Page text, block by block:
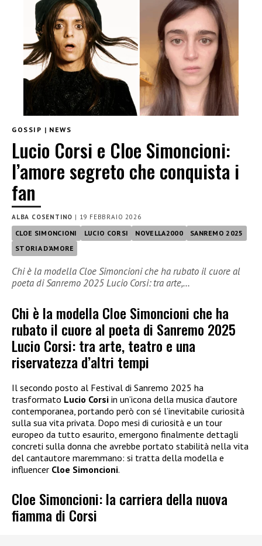
GOSSIP | NEWS
Lucio Corsi e Cloe Simoncioni:
l’amore segreto che conquista i
fan
ALBA COSENTINO | 19 FEBBRAIO 2026
CLOE SIMONCIONI LUCIO CORSI NOVELLA2000
SANREMO 2025
STORIA D'AMORE
Chi è la modella Cloe Simoncioni che ha rubato il cuore al
poeta di Sanremo 2025 Lucio Corsi: tra arte,…
Chi è la modella Cloe Simoncioni che ha
rubato il cuore al poeta di Sanremo 2025
Lucio Corsi: tra arte, teatro e una
riservatezza d’altri tempi
Il secondo posto al Festival di Sanremo 2025 ha
trasformato Lucio Corsi in un’icona della musica d’autore
contemporanea, portando però con sé l’inevitabile curiosità
sulla sua vita privata. Dopo mesi di curiosità e un tour
europeo da tutto esaurito, emergono finalmente dettagli
concreti sulla donna che avrebbe portato stabilità nella vita
del cantautore maremmano: si tratta della modella e
influencer Cloe Simoncioni.
Cloe Simoncioni: la carriera della nuova
fiamma di Corsi